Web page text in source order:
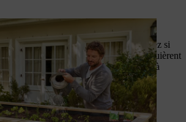
pour un mélange de plantes à forte
modérée. La troisième année, plantez si
plantes à absorption modérée qui requièrent
celles à forte absorption. Les plantes à
: